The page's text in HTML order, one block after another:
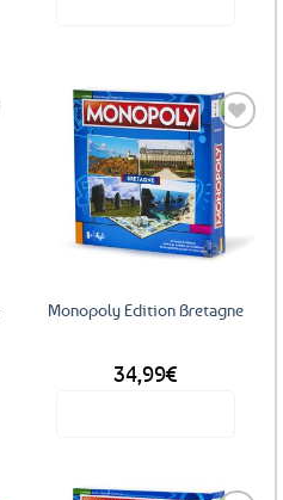
Ajouter
aux
favoris
Monopoly Edition Bretagne
34,99€